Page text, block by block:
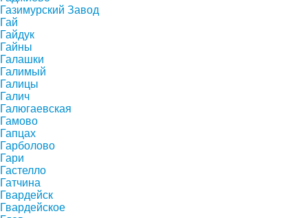
Газимурский Завод
Гай
Гайдук
Гайны
Галашки
Галимый
Галицы
Галич
Галюгаевская
Гамово
Гапцах
Гарболово
Гари
Гастелло
Гатчина
Гвардейск
Гвардейское